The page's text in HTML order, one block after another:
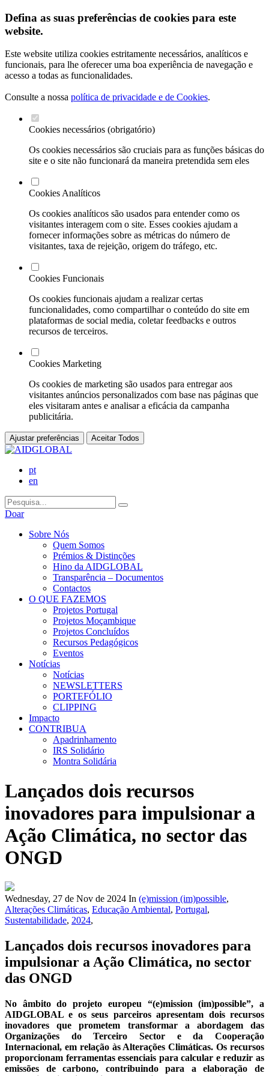
Defina as suas preferências de cookies para este
website.
Este website utiliza cookies estritamente necessários, analíticos e
funcionais, para lhe oferecer uma boa experiência de navegação e
acesso a todas as funcionalidades.
Consulte a nossa política de privacidade e de Cookies.
Cookies necessários (obrigatório)
Os cookies necessários são cruciais para as funções básicas do
site e o site não funcionará da maneira pretendida sem eles
Cookies Analíticos
Os cookies analíticos são usados para entender como os
visitantes interagem com o site. Esses cookies ajudam a
fornecer informações sobre as métricas do número de
visitantes, taxa de rejeição, origem do tráfego, etc.
Cookies Funcionais
Os cookies funcionais ajudam a realizar certas
funcionalidades, como compartilhar o conteúdo do site em
plataformas de social media, coletar feedbacks e outros
recursos de terceiros.
Cookies Marketing
Os cookies de marketing são usados para entregar aos
visitantes anúncios personalizados com base nas páginas que
eles visitaram antes e analisar a eficácia da campanha
publicitária.
Ajustar preferências Aceitar Todos
pt
en
Doar
Sobre Nós
Quem Somos
Prémios & Distinções
Hino da AIDGLOBAL
Transparência – Documentos
Contactos
O QUE FAZEMOS
Projetos Portugal
Projetos Moçambique
Projetos Concluídos
Recursos Pedagógicos
Eventos
Notícias
Notícias
NEWSLETTERS
PORTEFÓLIO
CLIPPING
Impacto
CONTRIBUA
Apadrinhamento
IRS Solidário
Montra Solidária
Lançados dois recursos
inovadores para impulsionar a
Ação Climática, no sector das
ONGD
Wednesday, 27 de Nov de 2024 In (e)mission (im)possible,
Alterações Climáticas, Educação Ambiental, Portugal,
Sustentabilidade, 2024,
Lançados dois recursos inovadores para
impulsionar a Ação Climática, no sector
das ONGD
No âmbito do projeto europeu “(e)mission (im)possible”, a
AIDGLOBAL e os seus parceiros apresentam dois recursos
inovadores que prometem transformar a abordagem das
Organizações do Terceiro Sector e da Cooperação
Internacional, em relação às Alterações Climáticas. Os recursos
proporcionam ferramentas essenciais para calcular e reduzir as
emissões de carbono, contribuindo para a elaboração de